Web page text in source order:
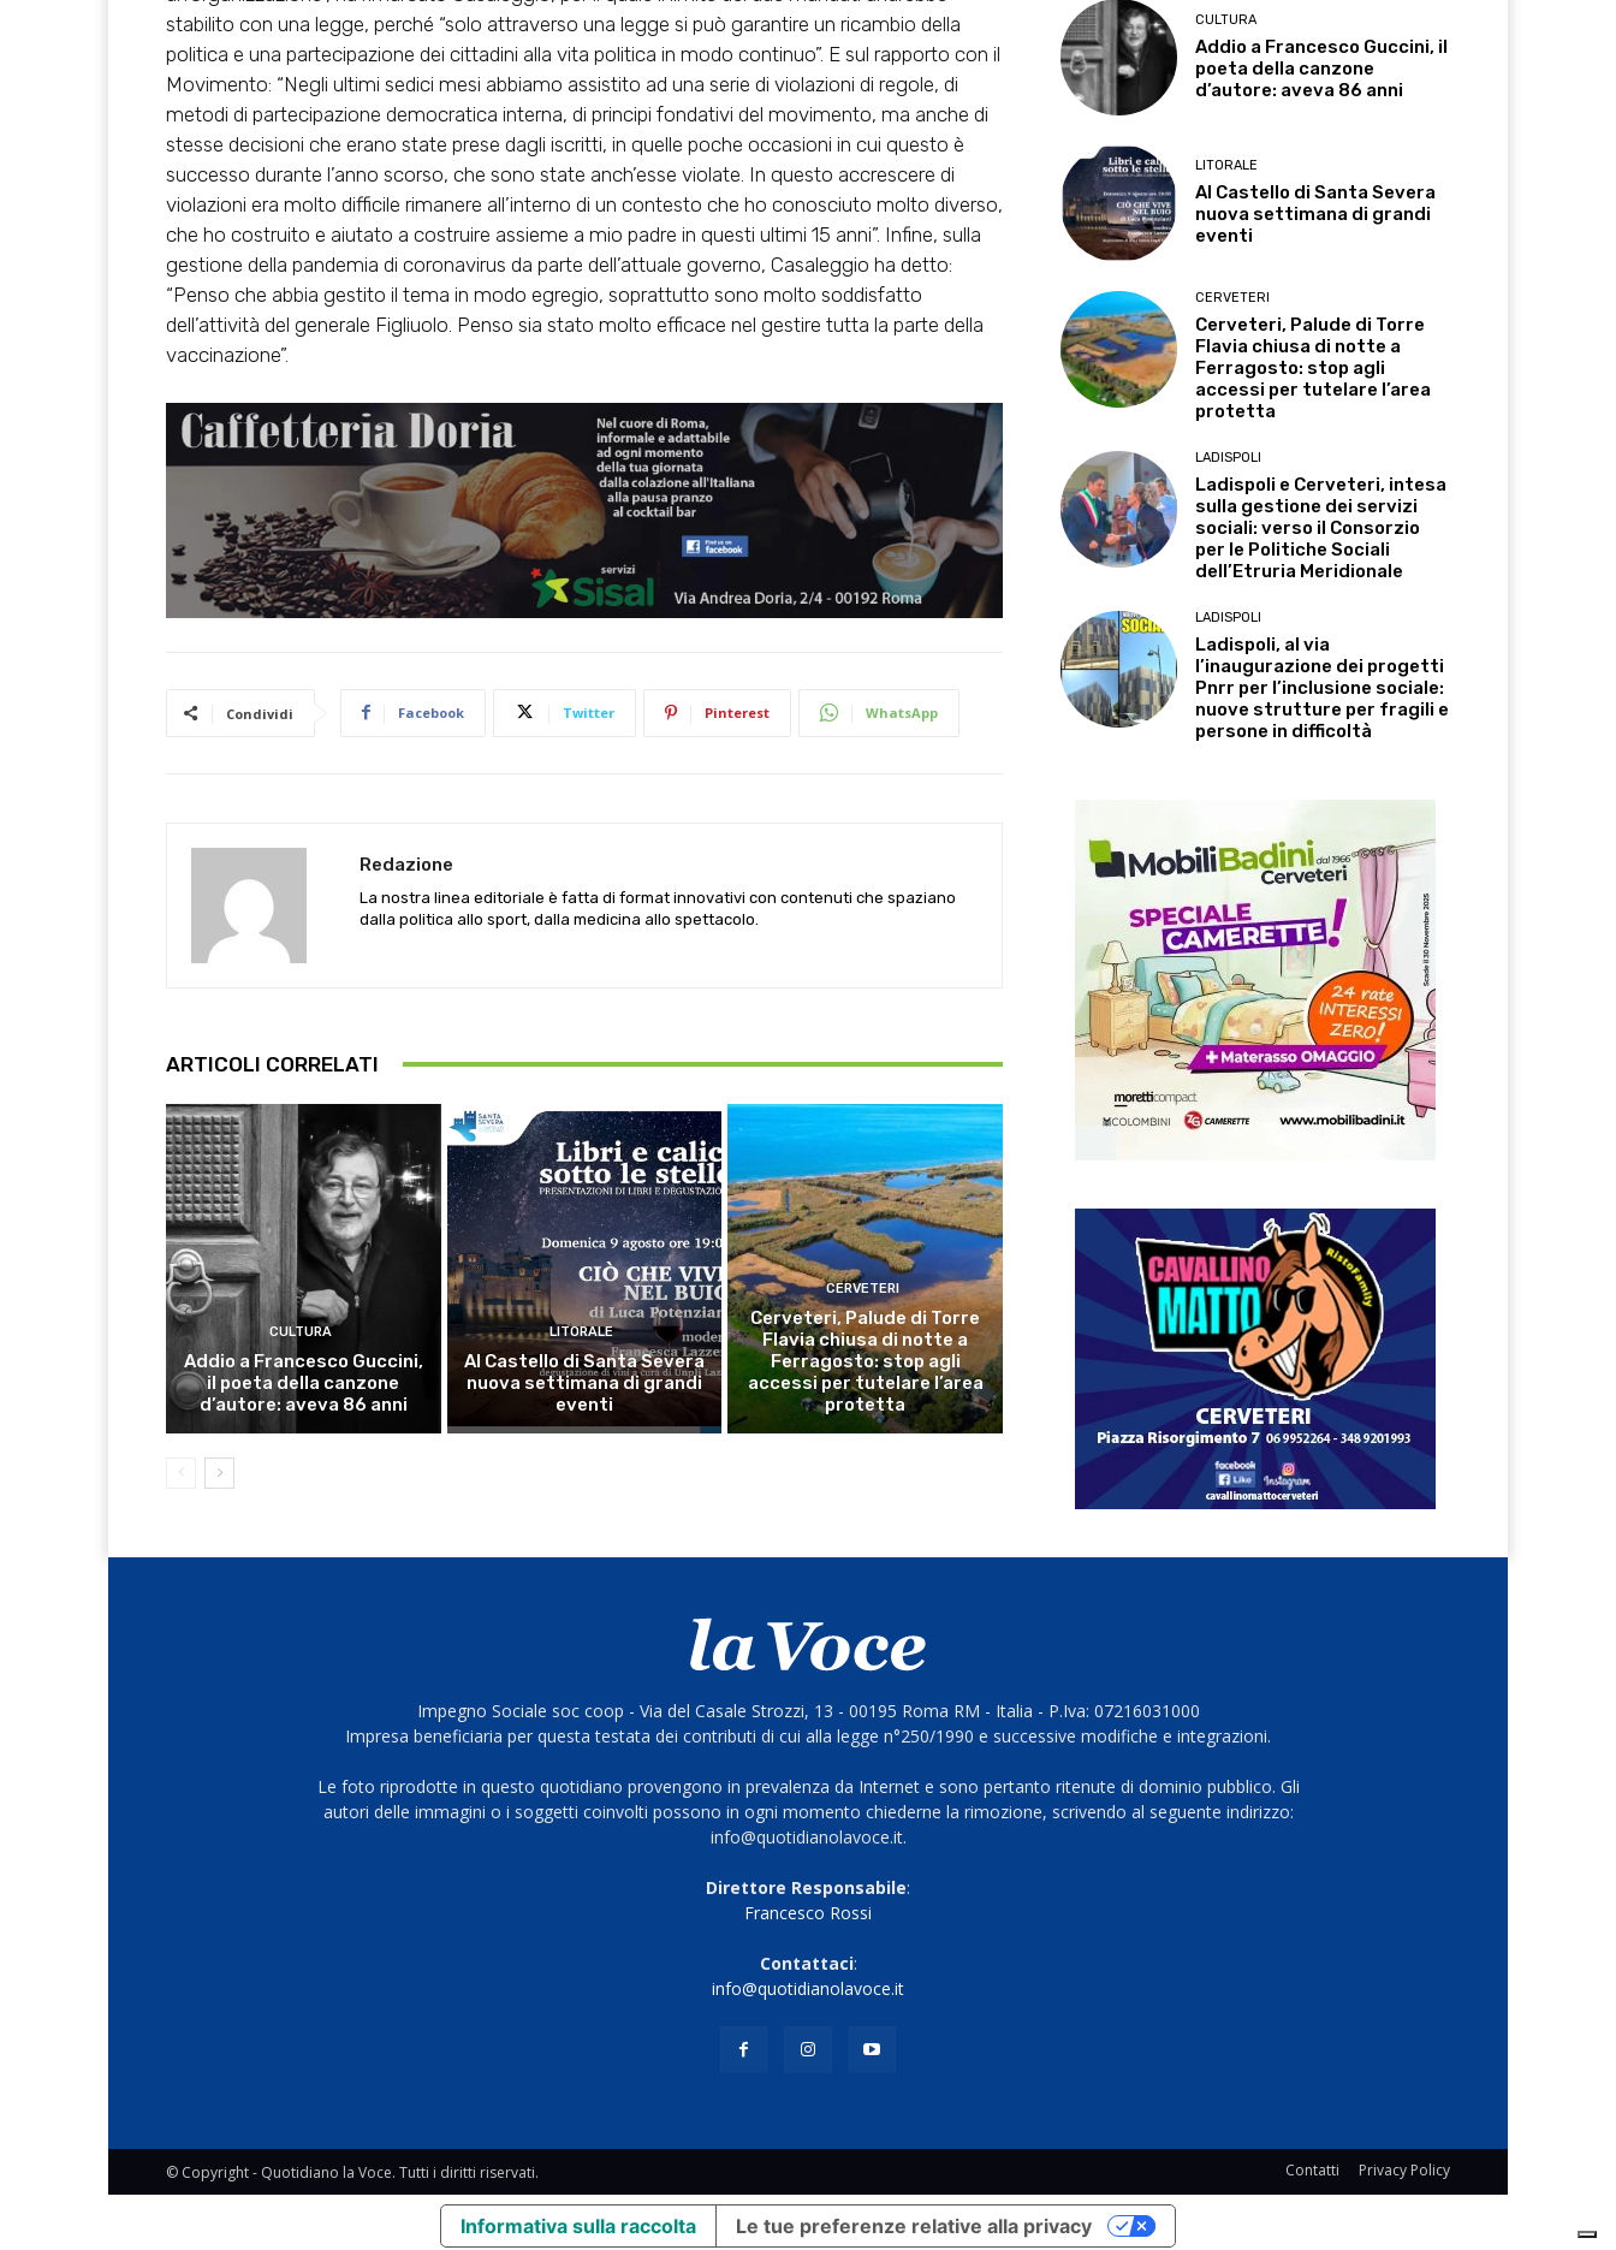
stabilito con una legge, perché “solo attraverso una legge si può garantire un ricambio della
politica e una partecipazione dei cittadini alla vita politica in modo continuo”. E sul rapporto con il
Movimento: “Negli ultimi sedici mesi abbiamo assistito ad una serie di violazioni di regole, di
metodi di partecipazione democratica interna, di principi fondativi del movimento, ma anche di
stesse decisioni che erano state prese dagli iscritti, in quelle poche occasioni in cui questo è
successo durante l’anno scorso, che sono state anch’esse violate. In questo accrescere di
violazioni era molto difficile rimanere all’interno di un contesto che ho conosciuto molto diverso,
che ho costruito e aiutato a costruire assieme a mio padre in questi ultimi 15 anni”. Infine, sulla
gestione della pandemia di coronavirus da parte dell’attuale governo, Casaleggio ha detto:
“Penso che abbia gestito il tema in modo egregio, soprattutto sono molto soddisfatto
dell’attività del generale Figliuolo. Penso sia stato molto efficace nel gestire tutta la parte della
vaccinazione”.
Condividi Facebook Twitter Pinterest WhatsApp
Redazione
La nostra linea editoriale è fatta di format innovativi con contenuti che spaziano
dalla politica allo sport, dalla medicina allo spettacolo.
ARTICOLI CORRELATI
CULTURA
Addio a Francesco Guccini,
il poeta della canzone
d’autore: aveva 86 anni
LITORALE
Al Castello di Santa Severa
nuova settimana di grandi
eventi
CERVETERI
Cerveteri, Palude di Torre
Flavia chiusa di notte a
Ferragosto: stop agli
accessi per tutelare l’area
protetta
CULTURA
Addio a Francesco Guccini, il
poeta della canzone
d’autore: aveva 86 anni
LITORALE
Al Castello di Santa Severa
nuova settimana di grandi
eventi
CERVETERI
Cerveteri, Palude di Torre
Flavia chiusa di notte a
Ferragosto: stop agli
accessi per tutelare l’area
protetta
LADISPOLI
Ladispoli e Cerveteri, intesa
sulla gestione dei servizi
sociali: verso il Consorzio
per le Politiche Sociali
dell’Etruria Meridionale
LADISPOLI
Ladispoli, al via
l’inaugurazione dei progetti
Pnrr per l’inclusione sociale:
nuove strutture per fragili e
persone in difficoltà
Impegno Sociale soc coop - Via del Casale Strozzi, 13 - 00195 Roma RM - Italia - P.Iva: 07216031000
Impresa beneficiaria per questa testata dei contributi di cui alla legge n°250/1990 e successive modifiche e integrazioni.
Le foto riprodotte in questo quotidiano provengono in prevalenza da Internet e sono pertanto ritenute di dominio pubblico. Gli
autori delle immagini o i soggetti coinvolti possono in ogni momento chiederne la rimozione, scrivendo al seguente indirizzo:
info@quotidianolavoce.it.
Direttore Responsabile:
Francesco Rossi
Contattaci:
info@quotidianolavoce.it
© Copyright - Quotidiano la Voce. Tutti i diritti riservati. Contatti Privacy Policy
Informativa sulla raccolta Le tue preferenze relative alla privacy